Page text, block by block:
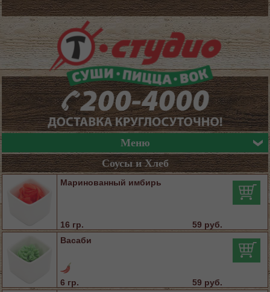
Меню
Соусы и Хлеб
Маринованный имбирь
16 гр.
59 руб.
Васаби
6 гр.
59 руб.